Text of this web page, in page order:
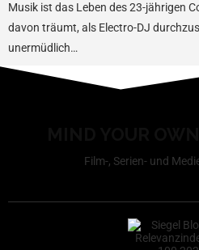
Musik ist das Leben des 23-jährigen
davon träumt, als Electro-DJ
unermüdlich…
Film-, Serien- und